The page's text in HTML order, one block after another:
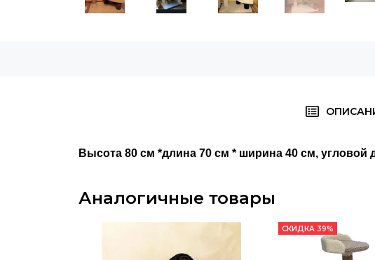
Высота 80 см *длина 70 см * ширина 40 см, угловой
Аналогичные товары
СКИДКА 39%